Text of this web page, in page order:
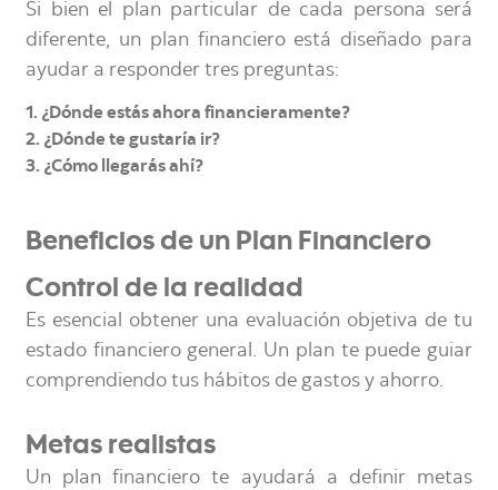
Si bien el plan particular de cada persona será
diferente, un plan financiero está diseñado para
ayudar a responder tres preguntas:
1. ¿Dónde estás ahora financieramente?
2. ¿Dónde te gustaría ir?
3. ¿Cómo llegarás ahí?
Beneficios de un Plan Financiero
Control de la realidad
Es esencial obtener una evaluación objetiva de tu
estado financiero general. Un plan te puede guiar
comprendiendo tus hábitos de gastos y ahorro.
Metas realistas
Un plan financiero te ayudará a definir metas